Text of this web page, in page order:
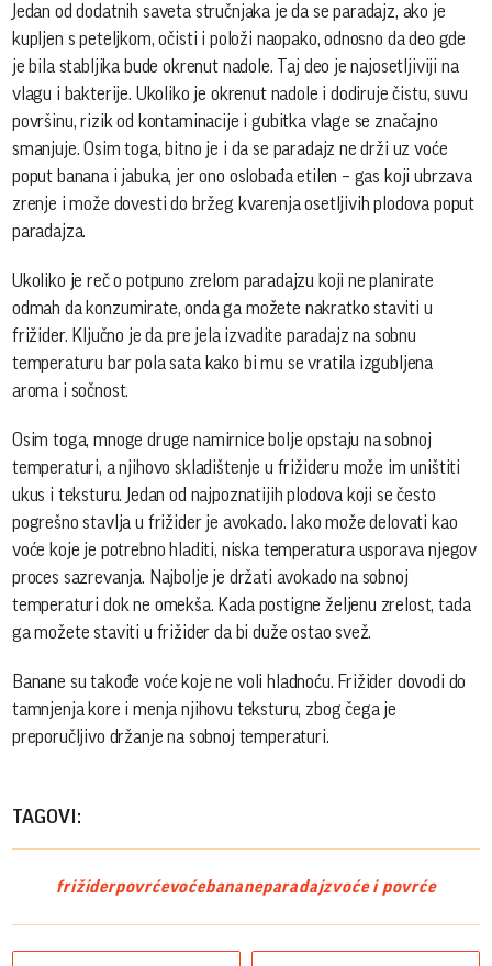
Jedan od dodatnih saveta stručnjaka je da se paradajz, ako je
kupljen s peteljkom, očisti i položi naopako, odnosno da deo gde
je bila stabljika bude okrenut nadole. Taj deo je najosetljiviji na
vlagu i bakterije. Ukoliko je okrenut nadole i dodiruje čistu, suvu
površinu, rizik od kontaminacije i gubitka vlage se značajno
smanjuje. Osim toga, bitno je i da se paradajz ne drži uz voće
poput banana i jabuka, jer ono oslobađa etilen – gas koji ubrzava
zrenje i može dovesti do bržeg kvarenja osetljivih plodova poput
paradajza.
Ukoliko je reč o potpuno zrelom paradajzu koji ne planirate
odmah da konzumirate, onda ga možete nakratko staviti u
frižider. Ključno je da pre jela izvadite paradajz na sobnu
temperaturu bar pola sata kako bi mu se vratila izgubljena
aroma i sočnost.
Osim toga, mnoge druge namirnice bolje opstaju na sobnoj
temperaturi, a njihovo skladištenje u frižideru može im uništiti
ukus i teksturu. Jedan od najpoznatijih plodova koji se često
pogrešno stavlja u frižider je avokado. Iako može delovati kao
voće koje je potrebno hladiti, niska temperatura usporava njegov
proces sazrevanja. Najbolje je držati avokado na sobnoj
temperaturi dok ne omekša. Kada postigne željenu zrelost, tada
ga možete staviti u frižider da bi duže ostao svež.
Banane su takođe voće koje ne voli hladnoću. Frižider dovodi do
tamnjenja kore i menja njihovu teksturu, zbog čega je
preporučljivo držanje na sobnoj temperaturi.
TAGOVI:
frižiderpovrćevoćebananeparadajzvoće i povrće